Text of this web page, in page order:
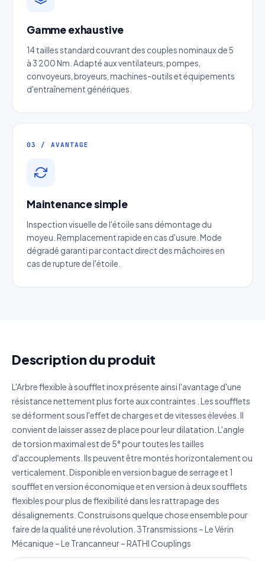
Gamme exhaustive
14 tailles standard couvrant des couples nominaux de 5
à 3 200 Nm. Adapté aux ventilateurs, pompes,
convoyeurs, broyeurs, machines-outils et équipements
d'entraînement génériques.
03 / AVANTAGE
Maintenance simple
Inspection visuelle de l'étoile sans démontage du
moyeu. Remplacement rapide en cas d'usure. Mode
dégradé garanti par contact direct des mâchoires en
cas de rupture de l'étoile.
Description du produit
L'Arbre flexible à soufflet inox présente ainsi l'avantage d'une
résistance nettement plus forte aux contraintes . Les soufflets
se déforment sous l'effet de charges et de vitesses élevées. Il
convient de laisser assez de place pour leur dilatation. L'angle
de torsion maximal est de 5° pour toutes les tailles
d'accouplements. Ils peuvent être montés horizontalement ou
verticalement. Disponible en version bague de serrage et 1
soufflet en version économique et en version à deux soufflets
flexibles pour plus de flexibilité dans les rattrapage des
désalignements. Construisons quelque chose ensemble pour
faire de la qualité une révolution. 3Transmissions – Le Vérin
Mécanique – Le Trancanneur – RATHI Couplings
Devis Arbre flexible à soufflet
inox
Réponse sous 24h — Sans engagement
Entreprise
Téléphone*
Catégorie
J'accepte que mes données soient utilisées pour traiter
ma demande.Politique de confidentialité
Envoyer ma demande de devis
Vos données sont protégées et ne seront jamais
partagées